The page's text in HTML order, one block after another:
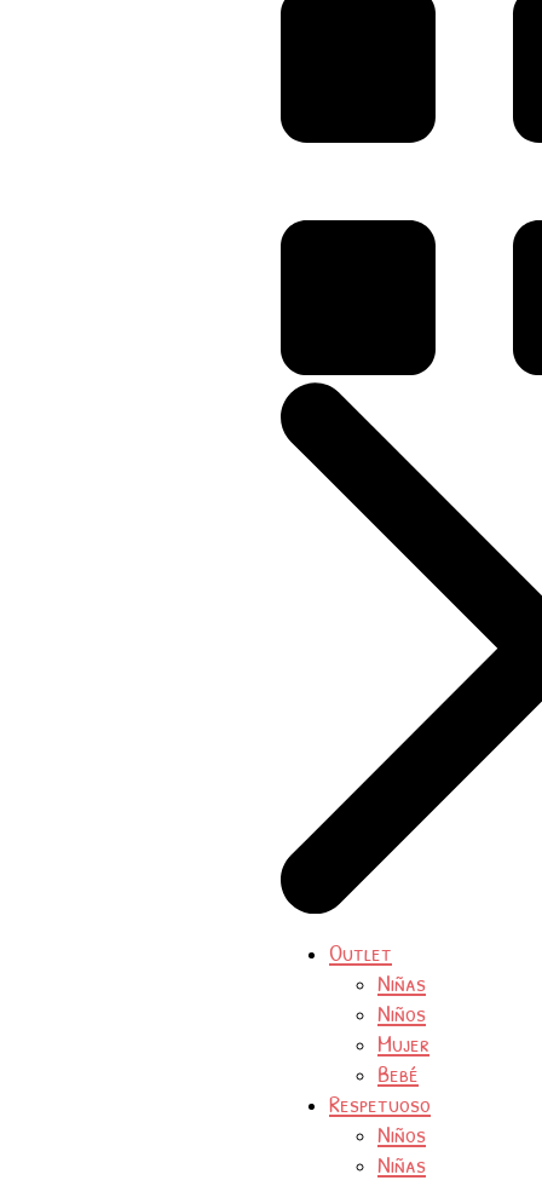
Outlet
Niñas
Niños
Mujer
Bebé
Respetuoso
Niños
Niñas